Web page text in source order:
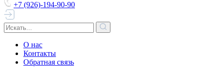
+7 (926)-194-90-90
О нас
Контакты
Обратная связь